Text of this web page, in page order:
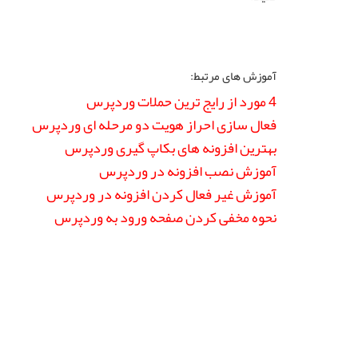
آموزش های مرتبط:
4 مورد از رایج ترین حملات وردپرس
فعال سازی احراز هویت دو مرحله ای وردپرس
بهترین افزونه های بکاپ گیری وردپرس
آموزش نصب افزونه در وردپرس
آموزش غیر فعال کردن افزونه در وردپرس
نحوه مخفی کردن صفحه ورود به وردپرس